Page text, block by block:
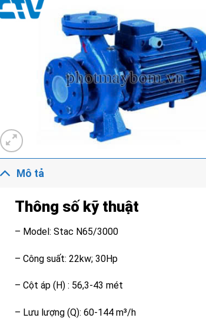
Mô tả
Thông số kỹ thuật
– Model: Stac N65/3000
– Công suất: 22kw; 30Hp
– Cột áp (H) : 56,3-43 mét
– Lưu lượng (Q): 60-144 m³/h